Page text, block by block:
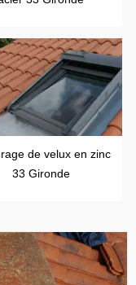
de velux en zinc
33 Gironde